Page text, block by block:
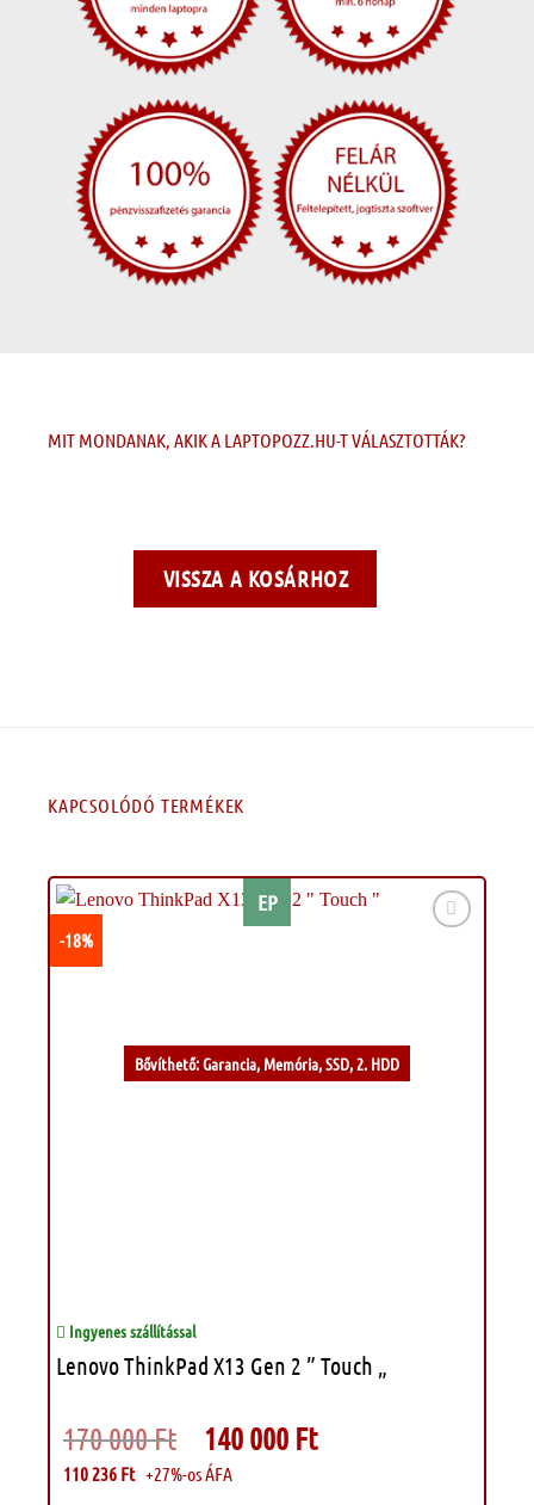
MIT MONDANAK, AKIK A LAPTOPOZZ.HU-T VÁLASZTOTTÁK?
VISSZA A KOSÁRHOZ
KAPCSOLÓDÓ TERMÉKEK
EP
Bővíthető: Garancia, Memória, SSD, 2. HDD
-18%
Ingyenes szállítással
Lenovo ThinkPad X13 Gen 2 ” Touch „
170 000Ft Original
price
was:
170
140 000 Ft
110 236 Ft +27%-os ÁFA